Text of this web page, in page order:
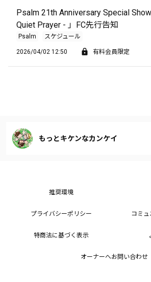
Psalm 21th Anniversary Special
Quiet Prayer - 」FC先行告知
Psalm スケジュール
2026/04/02 12:50 有料会員限定
もっとキケンなカンケイ
推奨環境
プライバシーポリシー コミュ
特商法に基づく表示
オーナーへお問い合わせ